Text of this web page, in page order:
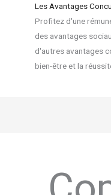
Les Avantages
Profitez d'une
des avantages
d'autres avantages
bien-être et la